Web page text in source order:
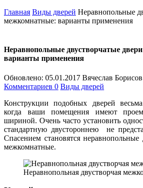
Главная Виды дверей Неравнопольные
межкомнатные: варианты применения
Неравнопольные двустворчатые
варианты применения
Обновлено: 05.01.2017 Вячеслав Борисов
Комментариев 0 Виды дверей
Конструкции подобных дверей
когда ваши помещения имеют
шириной. Очень часто установить
стандартную двустороннею не
Спасением становятся неравнопольные
межкомнатные.
Неравнопольная двустворчая